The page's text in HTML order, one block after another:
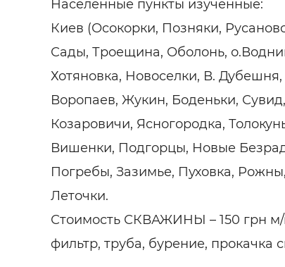
Населенные пункты изученные:
Киев (Осокорки, Позняки,
Сады, Троещина, Оболонь,
Хотяновка, Новоселки, В.
Воропаев, Жукин, Боденьки,
Козаровичи, Ясногородка,
Вишенки, Подгорцы, Новые
Погребы, Зазимье, Пуховка,
Леточки.
Стоимость СКВАЖИНЫ – 150 грн м/
фильтр, труба, бурение, прокачка